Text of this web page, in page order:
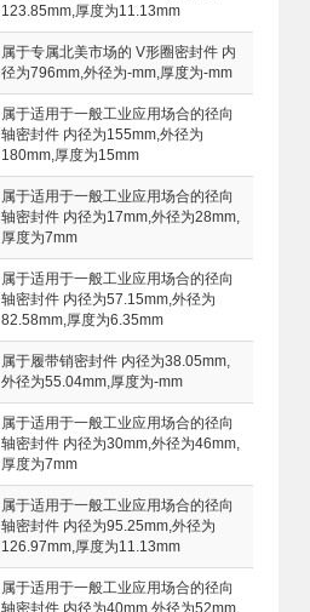
123.85mm,厚度为11.13mm
属于专属北美市场的 V形圈密封件 内
径为796mm,外径为-mm,厚度为-mm
属于适用于一般工业应用场合的径向
轴密封件 内径为155mm,外径为
180mm,厚度为15mm
属于适用于一般工业应用场合的径向
轴密封件 内径为17mm,外径为28mm,
厚度为7mm
属于适用于一般工业应用场合的径向
轴密封件 内径为57.15mm,外径为
82.58mm,厚度为6.35mm
属于履带销密封件 内径为38.05mm,
外径为55.04mm,厚度为-mm
属于适用于一般工业应用场合的径向
轴密封件 内径为30mm,外径为46mm,
厚度为7mm
属于适用于一般工业应用场合的径向
轴密封件 内径为95.25mm,外径为
126.97mm,厚度为11.13mm
属于适用于一般工业应用场合的径向
轴密封件 内径为40mm,外径为52mm,